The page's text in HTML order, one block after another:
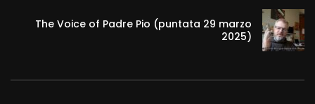
The Voice of Padre Pio (puntata 29 marzo
2025)